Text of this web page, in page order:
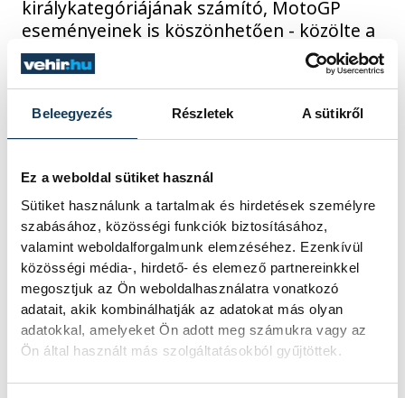
Beleegyezés Részletek A sütikről
Ez a weboldal sütiket használ
Sütiket használunk a tartalmak és hirdetések személyre
szabásához, közösségi funkciók biztosításához,
valamint weboldalforgalmunk elemzéséhez. Ezenkívül
közösségi média-, hirdető- és elemező partnereinkkel
megosztjuk az Ön weboldalhasználatra vonatkozó
adatait, akik kombinálhatják az adatokat más olyan
adatokkal, amelyeket Ön adott meg számukra vagy az
Ön által használt más szolgáltatásokból gyűjtöttek.
királykategóriájának számító, MotoGP
eseményeinek is köszönhetően - közölte a
Visit Hungary hétfőn az MTI-vel.
2025. SZEPTEMBER 1. 11:49
1 2 3 4 ...
KÖZÉLET
Sorra kerülnek elő